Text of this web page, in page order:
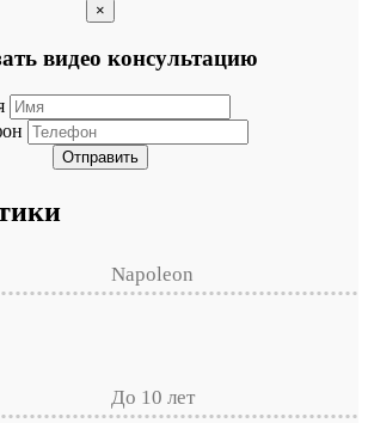
×
видео консультацию
Отправить
Napoleon
До 10 лет